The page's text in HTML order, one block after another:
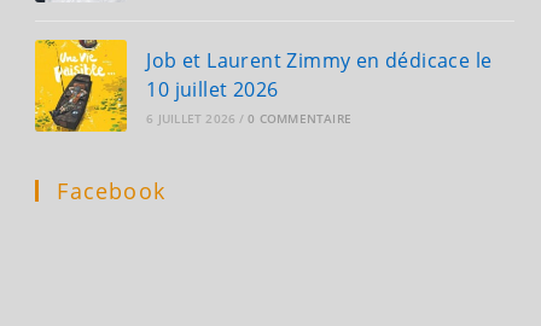
Job et Laurent Zimmy en dédicace le
10 juillet 2026
6 JUILLET 2026 / 0 COMMENTAIRE
Facebook